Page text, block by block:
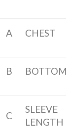
A CHEST
B BOTTOM
C
SLEEVE
LENGTH